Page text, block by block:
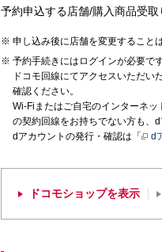
予約申込する店舗/購入商品受取
申し込み後に店舗を変更すること
予約手続きにはログインが必要です
ドコモ回線にてアクセスいただい
確認ください。
Wi-Fiまたはご自宅のインターネ
の契約回線をお持ちでない方も、
dアカウントの発行・確認は「
d
ドコモショップを表示